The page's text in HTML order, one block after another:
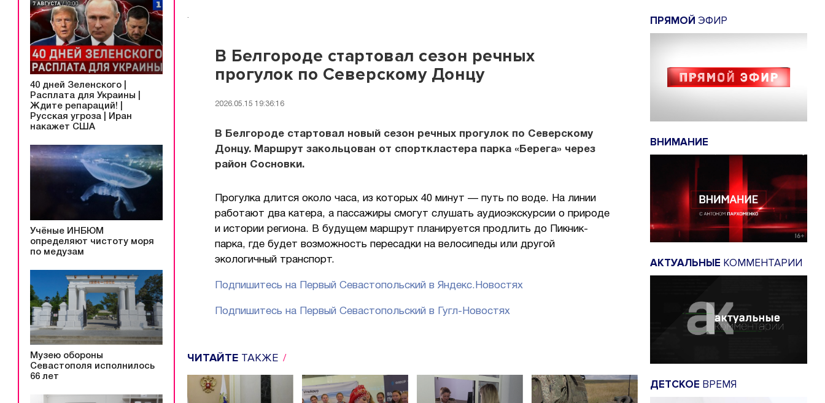
40 дней Зеленского |
Расплата для Украины |
Ждите репараций! |
Русская угроза | Иран
накажет США
Учёные ИНБЮМ
определяют чистоту моря
по медузам
Музею обороны
Севастополя исполнилось
66 лет
В Белгороде стартовал сезон речных
прогулок по Северскому Донцу
2026.05.15 19:36:16
В Белгороде стартовал новый сезон речных прогулок по Северскому
Донцу. Маршрут закольцован от спорткластера парка «Берега» через
район Сосновки.
Прогулка длится около часа, из которых 40 минут — путь по воде. На линии
работают два катера, а пассажиры смогут слушать аудиоэкскурсии о природе
и истории региона. В будущем маршрут планируется продлить до Пикник-
парка, где будет возможность пересадки на велосипеды или другой
экологичный транспорт.
Подпишитесь на Первый Севастопольский в Яндекс.Новостях
Подпишитесь на Первый Севастопольский в Гугл-Новостях
ЧИТАЙТЕ ТАКЖЕ
ПРЯМОЙ ЭФИР
ВНИМАНИЕ
АКТУАЛЬНЫЕ КОММЕНТАРИИ
ДЕТСКОЕ ВРЕМЯ